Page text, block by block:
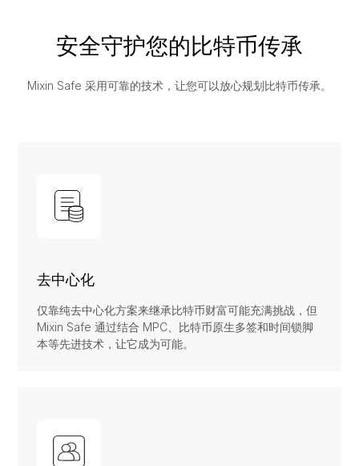
安全守护您的比特币传承
Mixin Safe 采用可靠的技术，让您可以放心规划比特币传承。
去中心化
仅靠纯去中心化方案来继承比特币财富可能充满挑战，但
Mixin Safe 通过结合 MPC、比特币原生多签和时间锁脚
本等先进技术，让它成为可能。